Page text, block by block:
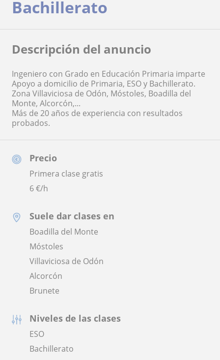
Precio
Primera clase gratis
6€/h
Suele dar clases en
Boadilla del Monte
Móstoles
Villaviciosa de Odón
Alcorcón
Brunete
Niveles de las clases
ESO
Bachillerato
Bachillerato
Descripción del anuncio
Ingeniero con Grado en Educación Primaria imparte
Apoyo a domicilio de Primaria, ESO y Bachillerato.
Zona Villaviciosa de Odón, Móstoles, Boadilla del
Monte, Alcorcón,...
Más de 20 años de experiencia con resultados
probados.